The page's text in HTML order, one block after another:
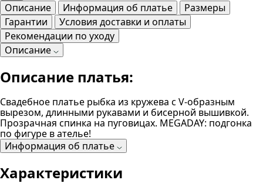
Описание Информация об платье
Размеры
Гарантии
Условия доставки и оплаты
Рекомендации по уходу
Описание
Описание платья:
Свадебное платье рыбка из кружева с V-образным
вырезом, длинными рукавами и бисерной вышивкой.
Прозрачная спинка на пуговицах. MEGADAY: подгонка
по фигуре в ателье!
Информация об платье
Характеристики